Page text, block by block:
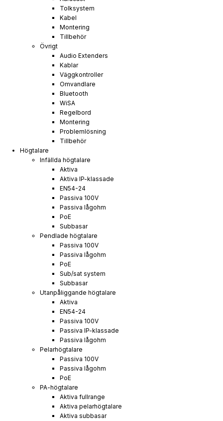
Tolksystem
Kabel
Montering
Tillbehör
Övrigt
Audio Extenders
Kablar
Väggkontroller
Omvandlare
Bluetooth
WiSA
Regelbord
Montering
Problemlösning
Tillbehör
Högtalare
Infällda högtalare
Aktiva
Aktiva IP-klassade
EN54-24
Passiva 100V
Passiva lågohm
PoE
Subbasar
Pendlade högtalare
Passiva 100V
Passiva lågohm
PoE
Sub/sat system
Subbasar
Utanpåliggande högtalare
Aktiva
EN54-24
Passiva 100V
Passiva IP-klassade
Passiva lågohm
Pelarhögtalare
Passiva 100V
Passiva lågohm
PoE
PA-högtalare
Aktiva fullrange
Aktiva pelarhögtalare
Aktiva subbasar